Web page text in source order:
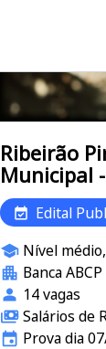
Ribeirão
Municipal
Edital
Nível
Banca ABCP
14 vagas
Salários de
Prova dia